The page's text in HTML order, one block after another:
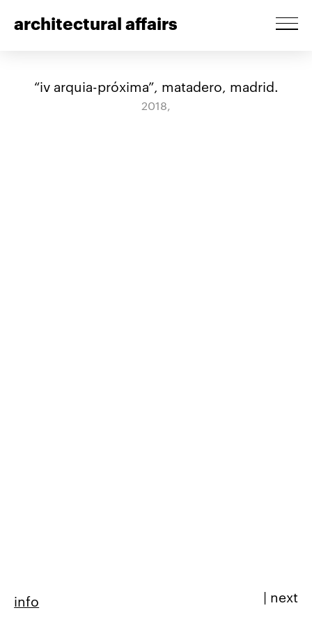
architectural affairs
“iv arquia-próxima”, matadero, madrid.
2018,
next
info